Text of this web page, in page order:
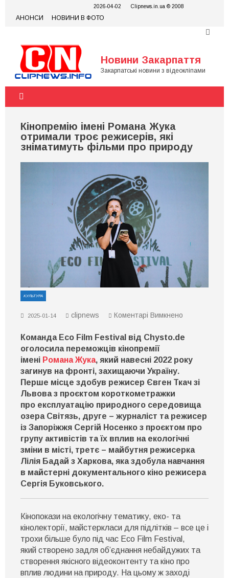
content
2026-04-02 Clipnews.in.ua © 2008
АНОНСИ НОВИНИ В ФОТО
Новини Закарпаття
Закарпатські новини з відеокліпами
Кінопремію імені Романа Жука
отримали троє режисерів, які
зніматимуть фільми про природу
КУЛЬТУРА
2025-01-14 clipnews Коментарі Вимкнено
Романа
троє
які
про
природу
Команда Eco Film Festival від Chysto.de
оголосила переможців кінопремії
імені Романа Жука, який навесні 2022 року
загинув на фронті, захищаючи Україну.
Перше місце здобув режисер Євген Ткач зі
Львова з проєктом короткометражки
про експлуатацію природного середовища
озера Світязь, друге – журналіст та режисер
із Запоріжжя Сергій Носенко з проєктом про
групу активістів та їх вплив на екологічні
зміни в місті, третє – майбутня режисерка
Лілія Бадай з Харкова, яка здобула навчання
в майстерні документального кіно режисера
Сергія Буковського.
Кінопокази на екологічну тематику, еко- та
кінолекторії, майстеркласи для підлітків – все це і
трохи більше було під час Eco Film Festival,
який створено задля об’єднання небайдужих та
створення якісного відеоконтенту та кіно про
вплив людини на природу. На цьому ж заході